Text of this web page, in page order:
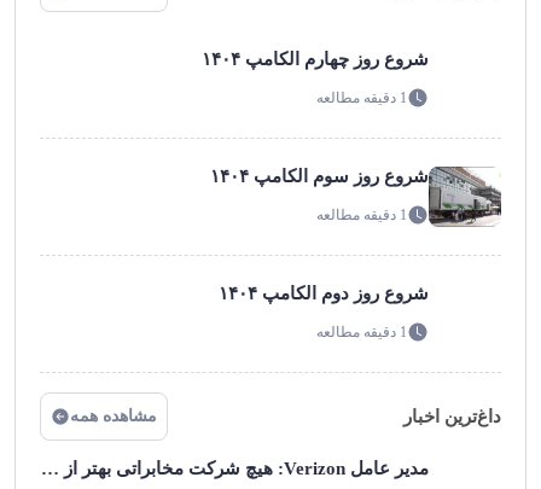
شروع روز چهارم الکامپ ۱۴۰۴
1 دقیقه مطالعه
شروع روز سوم الکامپ ۱۴۰۴
1 دقیقه مطالعه
شروع روز دوم الکامپ ۱۴۰۴
1 دقیقه مطالعه
داغ‌ترین اخبار مشاهده همه
مدیر عامل Verizon: هیچ شرکت مخابراتی بهتر از ما برای Edge آماده نیست!